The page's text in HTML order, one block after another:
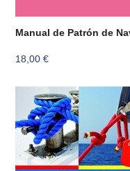
Manual de Patrón de
18,00€